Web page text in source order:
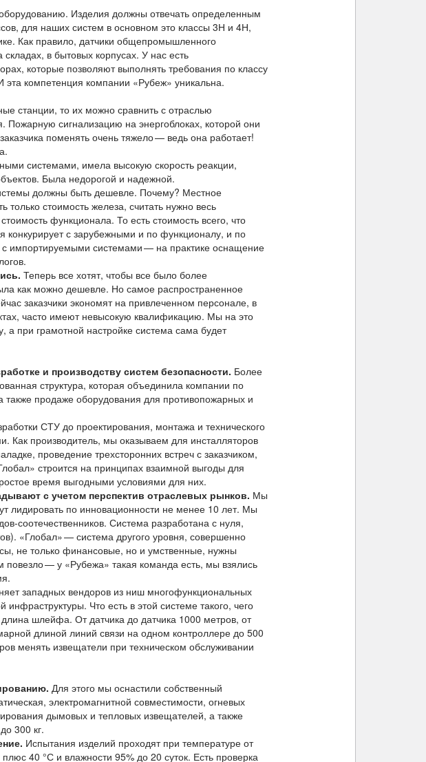
Изделия должны отвечать определенным
для наших систем в основном это классы 3Н и 4Н,
Как правило, датчики общепромышленного
в бытовых корпусах. У нас есть
которые позволяют выполнять требования по классу
эта компетенция компании «Рубеж» уникальна.
станции, то их можно сравнить с отраслью
Пожарную сигнализацию на энергоблоках, которой они
поменять очень тяжело — ведь она работает!
системами, имела высокую скорость реакции,
Была недорогой и надежной.
должны быть дешевле. Почему? Местное
только стоимость железа, считать нужно весь
функционала. То есть стоимость всего, что
конкурирует с зарубежными и по функционалу, и по
импортируемыми системами — на практике оснащение
Теперь все хотят, чтобы все было более
как можно дешевле. Но самое распространенное
заказчики экономят на привлеченном персонале, в
часто имеют невысокую квалификацию. Мы на это
при грамотной настройке система сама будет
и производству систем безопасности. Более
структура, которая объединила компании по
также продаже оборудования для противопожарных и
СТУ до проектирования, монтажа и технического
Как производитель, мы оказываем для инсталляторов
проведение трехсторонних встреч с заказчиком,
строится на принципах взаимной выгоды для
время выгодными условиями для них.
с учетом перспектив отраслевых рынков. Мы
лидировать по инновационности не менее 10 лет. Мы
соотечественников. Система разработана с нуля,
«Глобал» — система другого уровня, совершенно
не только финансовые, но и умственные, нужны
— у «Рубежа» такая команда есть, мы взялись
западных вендоров из ниш многофункциональных
Что есть в этой системе такого, чего
шлейфа. От датчика до датчика 1000 метров, от
длиной линий связи на одном контроллере до 500
менять извещатели при техническом обслуживании
Для этого мы оснастили собственный
электромагнитной совместимости, огневых
дымовых и тепловых извещателей, а также
300 кг.
Испытания изделий проходят при температуре от
40 °С и влажности 95% до 20 суток. Есть проверка